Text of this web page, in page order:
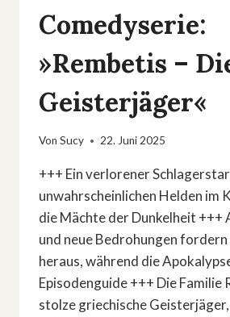
Comedyserie:
»Rembetis –
Geisterjäger«
Von Sucy 22. Juni 2025
+++ Ein verlorener
unwahrscheinlichen Helden im
die Mächte der Dunkelheit +++
und neue Bedrohungen fordern
heraus, während die
Episodenguide +++ Die Familie
stolze griechische